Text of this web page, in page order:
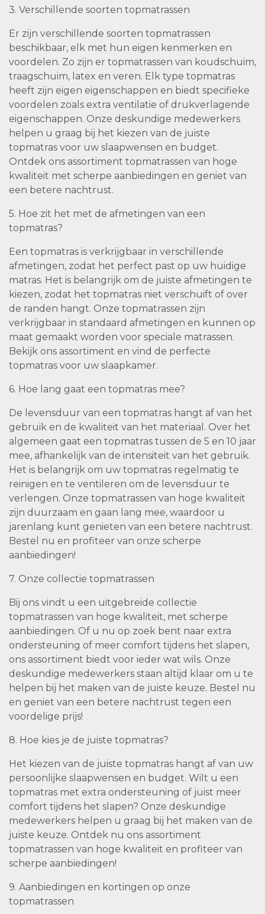
3. Verschillende soorten topmatrassen
Er zijn verschillende soorten topmatrassen
beschikbaar, elk met hun eigen kenmerken en
voordelen. Zo zijn er topmatrassen van koudschuim,
traagschuim, latex en veren. Elk type topmatras
heeft zijn eigen eigenschappen en biedt specifieke
voordelen zoals extra ventilatie of drukverlagende
eigenschappen. Onze deskundige medewerkers
helpen u graag bij het kiezen van de juiste
topmatras voor uw slaapwensen en budget.
Ontdek ons assortiment topmatrassen van hoge
kwaliteit met scherpe aanbiedingen en geniet van
een betere nachtrust.
5. Hoe zit het met de afmetingen van een
topmatras?
Een topmatras is verkrijgbaar in verschillende
afmetingen, zodat het perfect past op uw huidige
matras. Het is belangrijk om de juiste afmetingen te
kiezen, zodat het topmatras niet verschuift of over
de randen hangt. Onze topmatrassen zijn
verkrijgbaar in standaard afmetingen en kunnen op
maat gemaakt worden voor speciale matrassen.
Bekijk ons assortiment en vind de perfecte
topmatras voor uw slaapkamer.
6. Hoe lang gaat een topmatras mee?
De levensduur van een topmatras hangt af van het
gebruik en de kwaliteit van het materiaal. Over het
algemeen gaat een topmatras tussen de 5 en 10 jaar
mee, afhankelijk van de intensiteit van het gebruik.
Het is belangrijk om uw topmatras regelmatig te
reinigen en te ventileren om de levensduur te
verlengen. Onze topmatrassen van hoge kwaliteit
zijn duurzaam en gaan lang mee, waardoor u
jarenlang kunt genieten van een betere nachtrust.
Bestel nu en profiteer van onze scherpe
aanbiedingen!
7. Onze collectie topmatrassen
Bij ons vindt u een uitgebreide collectie
topmatrassen van hoge kwaliteit, met scherpe
aanbiedingen. Of u nu op zoek bent naar extra
ondersteuning of meer comfort tijdens het slapen,
ons assortiment biedt voor ieder wat wils. Onze
deskundige medewerkers staan altijd klaar om u te
helpen bij het maken van de juiste keuze. Bestel nu
en geniet van een betere nachtrust tegen een
voordelige prijs!
8. Hoe kies je de juiste topmatras?
Het kiezen van de juiste topmatras hangt af van uw
persoonlijke slaapwensen en budget. Wilt u een
topmatras met extra ondersteuning of juist meer
comfort tijdens het slapen? Onze deskundige
medewerkers helpen u graag bij het maken van de
juiste keuze. Ontdek nu ons assortiment
topmatrassen van hoge kwaliteit en profiteer van
scherpe aanbiedingen!
9. Aanbiedingen en kortingen op onze
topmatrassen